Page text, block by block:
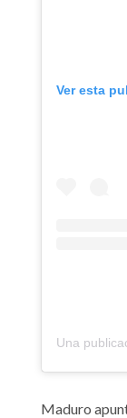
Ver esta
Maduro